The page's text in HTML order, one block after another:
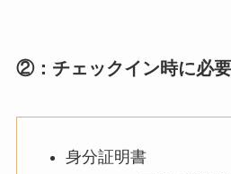
②：チェックイン時に必
身分証明書